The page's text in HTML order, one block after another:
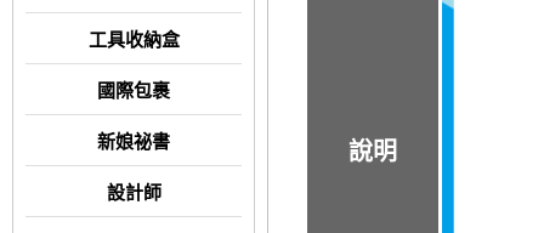
工具收納盒
國際包裹
新娘祕書
設計師
說明